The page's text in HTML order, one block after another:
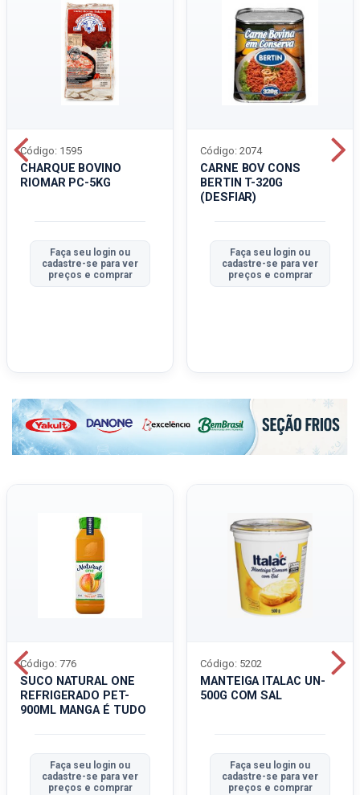
CHARQUE BOVINO
RIOMAR PC-5KG
Código: 1595
Faça seu login ou
cadastre-se para ver
preços e comprar
CARNE BOV CONS
BERTIN T-320G
(DESFIAR)
Código: 2074
Faça seu login ou
cadastre-se para ver
preços e comprar
SUCO NATURAL ONE
REFRIGERADO PET-
900ML MANGA É TUDO
Código: 776
Faça seu login ou
cadastre-se para ver
preços e comprar
MANTEIGA ITALAC UN-
500G COM SAL
Código: 5202
Faça seu login ou
cadastre-se para ver
preços e comprar